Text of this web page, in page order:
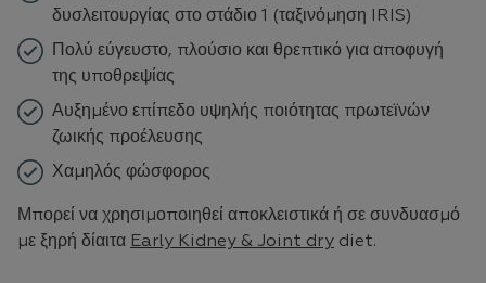
δυσλειτουργίας στο στάδιο 1 (ταξινόμηση IRIS)
Πολύ εύγευστο, πλούσιο και θρεπτικό για αποφυγή
της υποθρεψίας
Αυξημένο επίπεδο υψηλής ποιότητας πρωτεϊνών
ζωικής προέλευσης
Χαμηλός φώσφορος
Μπορεί να χρησιμοποιηθεί αποκλειστικά ή σε συνδυασμό
με ξηρή δίαιτα Early Kidney & Joint dry diet.